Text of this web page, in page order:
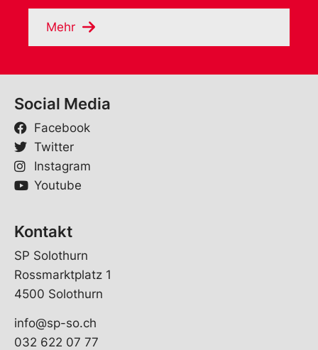
Mehr
Social Media
Facebook
Twitter
Instagram
Youtube
Kontakt
SP Solothurn
Rossmarktplatz 1
4500 Solothurn
info@sp-so.ch
032 622 07 77